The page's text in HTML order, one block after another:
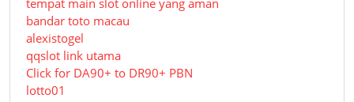
bandar toto macau
alexistogel
qqslot link utama
Click for DA90+ to DR90+ PBN
lotto01